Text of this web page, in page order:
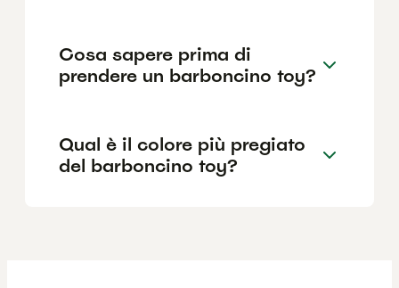
Cosa sapere prima di
prendere un barboncino toy?
Qual è il colore più pregiato
del barboncino toy?